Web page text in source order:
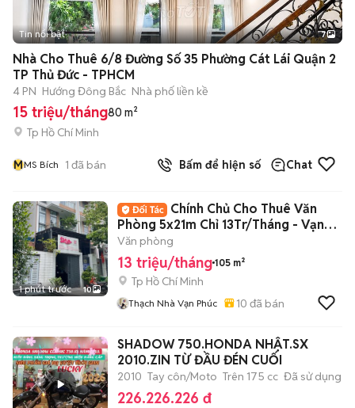
+2
Tin nổi bật 7
Nhà Cho Thuê 6/8 Đường Số 35 Phường Cát Lái Quận 2
TP Thủ Đức - TPHCM
4 PN Hướng Đông Bắc Nhà phố liền kề
15 triệu/tháng80 m²
Tp Hồ Chí Minh
MMS Bích 1 đã bán Bấm để hiện số Chat
1 phút trước 10
Chính Chủ Cho Thuê Văn
Phòng 5x21m Chỉ 13Tr/Tháng - Vạn
Phúc City
Văn phòng
13 triệu/tháng 105 m²
Tp Hồ Chí Minh
Thạch Nhà Vạn Phúc 10 đã bán
SHADOW 750.HONDA NHẬT.SX
2010.ZIN TỪ ĐẦU ĐÉN CUỐI
2010 Tay côn/Moto Trên 175 cc Đã sử dụng
226.226.226 đ